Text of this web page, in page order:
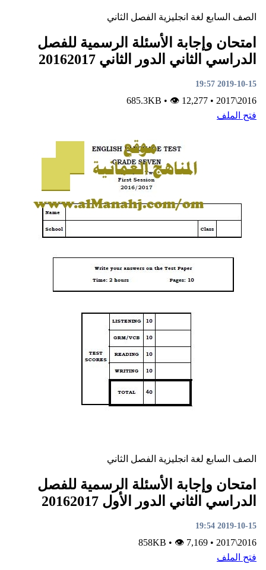
الصف السابع لغة انجليزية الفصل الثاني
امتحان وإجابة الأسئلة الرسمية للفصل
الدراسي الثاني الدور الثاني 20162017
2019-10-15 19:57
2016\2017
•
685.3KB
•👁 12,277
فتح الملف
الصف السابع لغة انجليزية الفصل الثاني
امتحان وإجابة الأسئلة الرسمية للفصل
الدراسي الثاني الدور الأول 20162017
2019-10-15 19:54
2016\2017
•
858KB
•👁 7,169
فتح الملف